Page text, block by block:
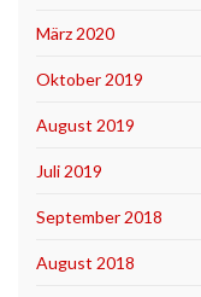
März 2020
Oktober 2019
August 2019
Juli 2019
September 2018
August 2018